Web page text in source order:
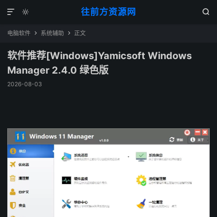
往前方资源网
 

电脑软件  系统辅助  正文
软件推荐[Windows]Yamicsoft Windows
Manager 2.4.0 绿色版
2026-08-03